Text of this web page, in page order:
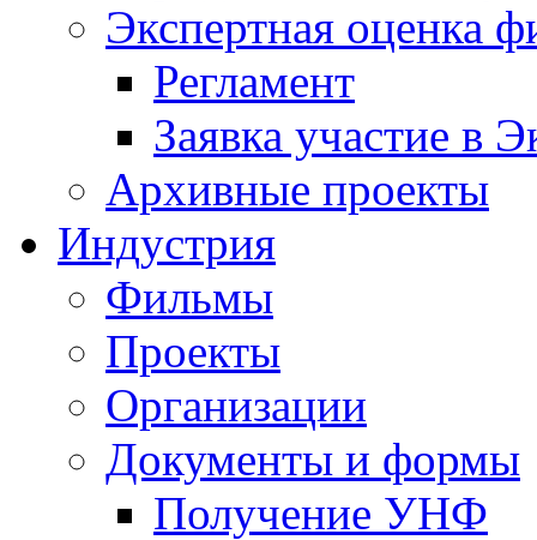
Экспертная оценка
Регламент
Заявка участие в
Архивные проекты
Индустрия
Фильмы
Проекты
Организации
Документы и формы
Получение УНФ